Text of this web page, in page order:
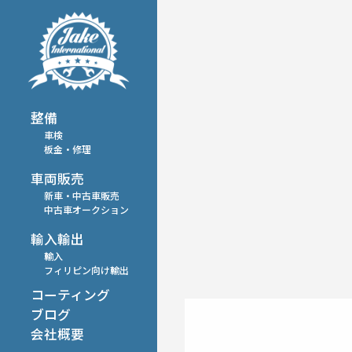
整備
車検
板金・修理
車両販売
新車・中古車販売
中古車オークション
輸入輸出
輸入
フィリピン向け輸出
コーティング
ブログ
会社概要